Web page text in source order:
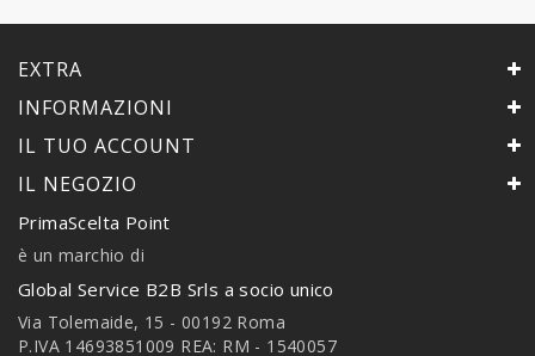
EXTRA
INFORMAZIONI
IL TUO ACCOUNT
IL NEGOZIO
PrimaScelta Point
è un marchio di
Global Service B2B Srls a socio unico
Via Tolemaide, 15 - 00192 Roma
P.IVA 14693851009 REA: RM - 1540057